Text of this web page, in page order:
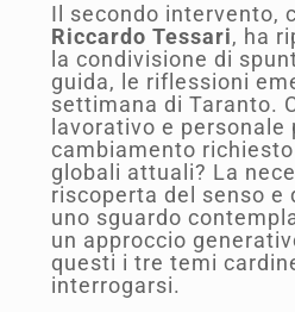
Il secondo intervento,
Riccardo Tessari, ha
la condivisione di
guida, le riflessioni
settimana di Taranto.
lavorativo e personale
cambiamento
globali attuali? La
riscoperta del senso e
uno sguardo
un approccio
questi i tre temi
interrogarsi.